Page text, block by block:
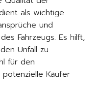
als wichtige
und
Fahrzeugs. Es hilft,
Unfall zu
für den
Käufer